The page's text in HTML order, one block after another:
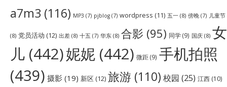
a7m3 (116) MP3 (7) pjblog (7) wordpress (11) 五一 (8) 傍晚 (7) 儿童节
(8) 党员活动 (12) 出差 (8) 十五 (7) 华东 (8) 合影 (95) 同学(9) 国庆 (8) 女
儿 (442)妮妮 (442) 微距(9) 手机拍照
(439) 摄影 (19) 新区 (12) 旅游 (110) 校园 (25) 江西 (10)